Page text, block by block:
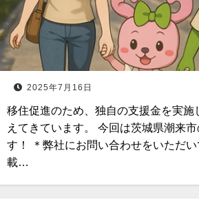
2025年7月16日
移住促進のため、独自の支援金を実施
えてきています。 今回は茨城県潮来
す！ ＊弊社にお問い合わせをいただ
載…